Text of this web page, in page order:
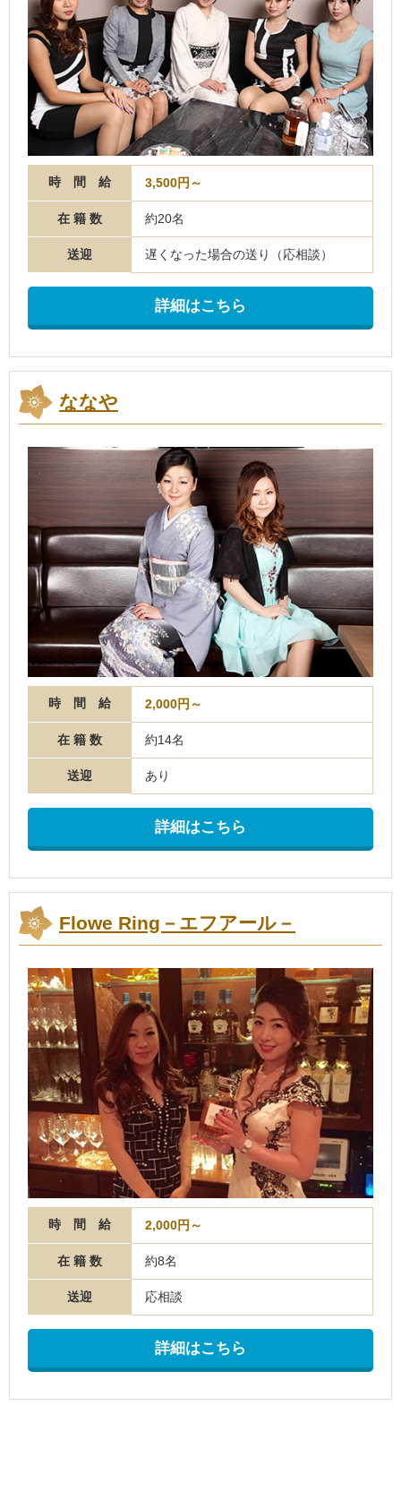
時 間 給 3,500円～
在 籍 数 約20名
送迎 遅くなった場合の送り（応相談）
詳細はこちら
ななや
時 間 給 2,000円～
在 籍 数 約14名
送迎 あり
詳細はこちら
Flowe Ring－エフアール－
時 間 給 2,000円～
在 籍 数 約8名
送迎 応相談
詳細はこちら